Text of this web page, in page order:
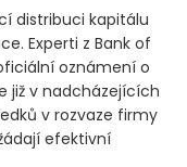
distribuci kapitálu
Experti z Bank of
oznámení o
již v nadcházejících
v rozvaze firmy
efektivní